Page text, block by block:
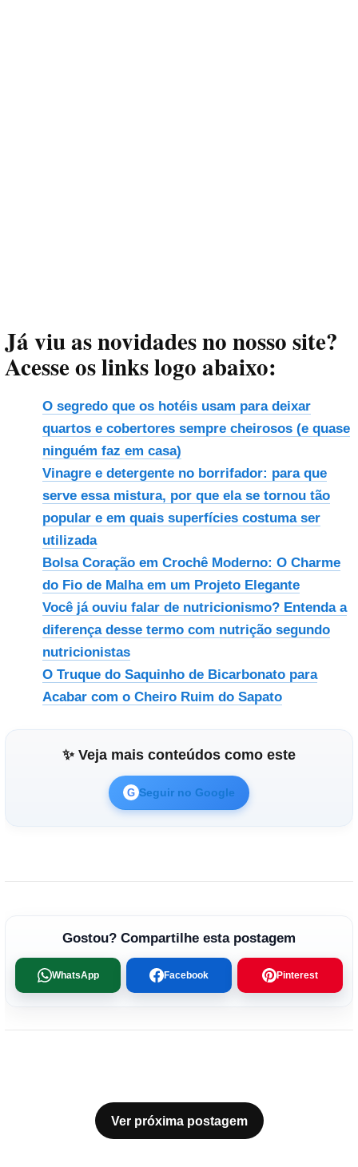
Já viu as novidades no nosso site?
Acesse os links logo abaixo:
O segredo que os hotéis usam para deixar
quartos e cobertores sempre cheirosos (e quase
ninguém faz em casa)
Vinagre e detergente no borrifador: para que
serve essa mistura, por que ela se tornou tão
popular e em quais superfícies costuma ser
utilizada
Bolsa Coração em Crochê Moderno: O Charme
do Fio de Malha em um Projeto Elegante
Você já ouviu falar de nutricionismo? Entenda a
diferença desse termo com nutrição segundo
nutricionistas
O Truque do Saquinho de Bicarbonato para
Acabar com o Cheiro Ruim do Sapato
✨ Veja mais conteúdos como este
G Seguir no Google
Gostou? Compartilhe esta postagem
WhatsApp Facebook Pinterest
Ver próxima postagem